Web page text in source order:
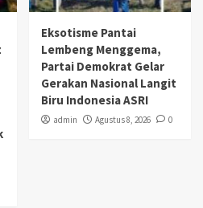
Eksotisme Pantai
Lembeng Menggema,
Partai Demokrat Gelar
Gerakan Nasional Langit
Biru Indonesia ASRI
admin Agustus 8, 2026 0